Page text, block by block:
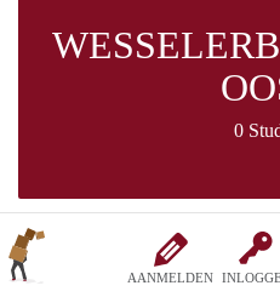
AANMELDEN
0